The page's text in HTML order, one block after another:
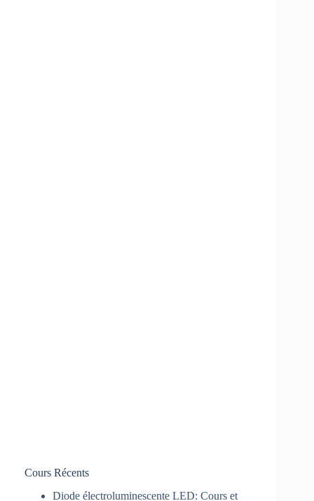
Cours Récents
Diode électroluminescente LED: Cours et